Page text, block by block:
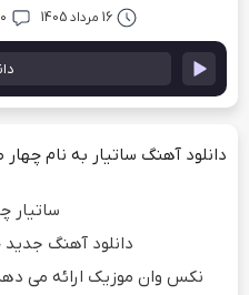
16 مرداد 1405 ۰
دانلود آهنگ ساتیار به نام
ساتیار
دانلود آهنگ جدید
نکس وان موزیک ارائه می